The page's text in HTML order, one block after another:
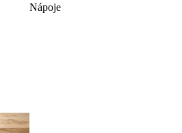
Nápoje